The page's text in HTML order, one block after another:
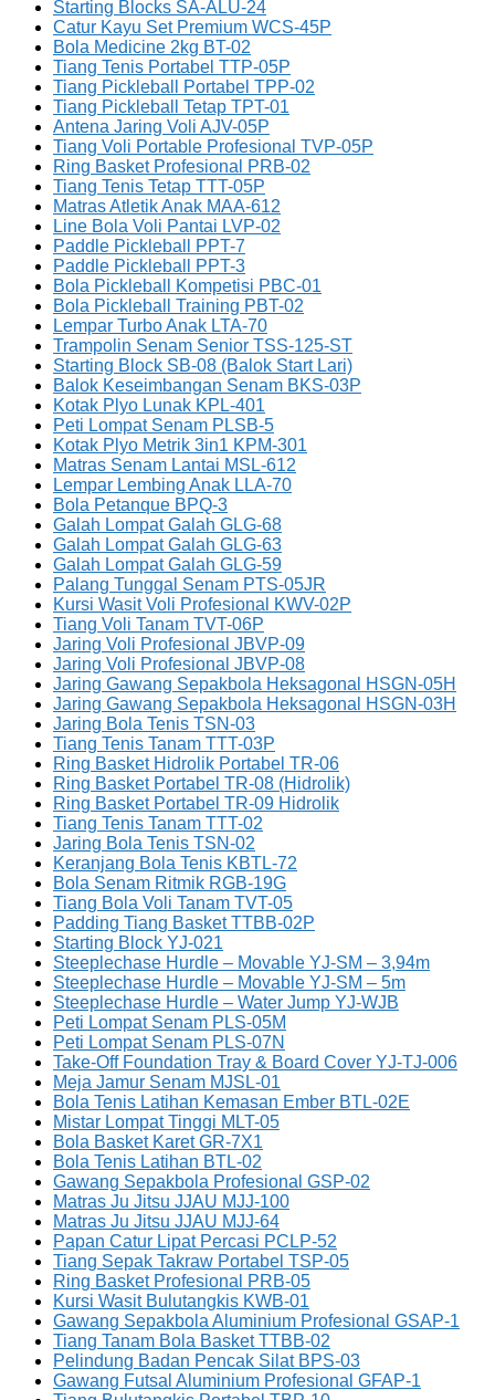
Starting Blocks SA-ALU-24
Catur Kayu Set Premium WCS-45P
Bola Medicine 2kg BT-02
Tiang Tenis Portabel TTP-05P
Tiang Pickleball Portabel TPP-02
Tiang Pickleball Tetap TPT-01
Antena Jaring Voli AJV-05P
Tiang Voli Portable Profesional TVP-05P
Ring Basket Profesional PRB-02
Tiang Tenis Tetap TTT-05P
Matras Atletik Anak MAA-612
Line Bola Voli Pantai LVP-02
Paddle Pickleball PPT-7
Paddle Pickleball PPT-3
Bola Pickleball Kompetisi PBC-01
Bola Pickleball Training PBT-02
Lempar Turbo Anak LTA-70
Trampolin Senam Senior TSS-125-ST
Starting Block SB-08 (Balok Start Lari)
Balok Keseimbangan Senam BKS-03P
Kotak Plyo Lunak KPL-401
Peti Lompat Senam PLSB-5
Kotak Plyo Metrik 3in1 KPM-301
Matras Senam Lantai MSL-612
Lempar Lembing Anak LLA-70
Bola Petanque BPQ-3
Galah Lompat Galah GLG-68
Galah Lompat Galah GLG-63
Galah Lompat Galah GLG-59
Palang Tunggal Senam PTS-05JR
Kursi Wasit Voli Profesional KWV-02P
Tiang Voli Tanam TVT-06P
Jaring Voli Profesional JBVP-09
Jaring Voli Profesional JBVP-08
Jaring Gawang Sepakbola Heksagonal HSGN-05H
Jaring Gawang Sepakbola Heksagonal HSGN-03H
Jaring Bola Tenis TSN-03
Tiang Tenis Tanam TTT-03P
Ring Basket Hidrolik Portabel TR-06
Ring Basket Portabel TR-08 (Hidrolik)
Ring Basket Portabel TR-09 Hidrolik
Tiang Tenis Tanam TTT-02
Jaring Bola Tenis TSN-02
Keranjang Bola Tenis KBTL-72
Bola Senam Ritmik RGB-19G
Tiang Bola Voli Tanam TVT-05
Padding Tiang Basket TTBB-02P
Starting Block YJ-021
Steeplechase Hurdle – Movable YJ-SM – 3,94m
Steeplechase Hurdle – Movable YJ-SM – 5m
Steeplechase Hurdle – Water Jump YJ-WJB
Peti Lompat Senam PLS-05M
Peti Lompat Senam PLS-07N
Take-Off Foundation Tray & Board Cover YJ-TJ-006
Meja Jamur Senam MJSL-01
Bola Tenis Latihan Kemasan Ember BTL-02E
Mistar Lompat Tinggi MLT-05
Bola Basket Karet GR-7X1
Bola Tenis Latihan BTL-02
Gawang Sepakbola Profesional GSP-02
Matras Ju Jitsu JJAU MJJ-100
Matras Ju Jitsu JJAU MJJ-64
Papan Catur Lipat Percasi PCLP-52
Tiang Sepak Takraw Portabel TSP-05
Ring Basket Profesional PRB-05
Kursi Wasit Bulutangkis KWB-01
Gawang Sepakbola Aluminium Profesional GSAP-1
Tiang Tanam Bola Basket TTBB-02
Pelindung Badan Pencak Silat BPS-03
Gawang Futsal Aluminium Profesional GFAP-1